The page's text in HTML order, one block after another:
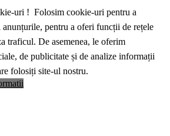
uri ! Folosim cookie-uri pentru a
pentru a oferi funcții de rețele
traficul. De asemenea, le oferim
de publicitate și de analize informații
folosiți site-ul nostru.